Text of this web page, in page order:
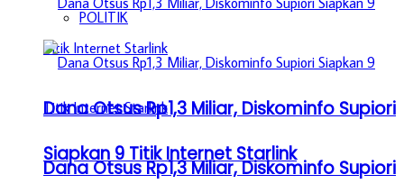
Dana Otsus Rp1,3 Miliar, Diskominfo Supiori
Siapkan 9 Titik Internet Starlink
POLITIK
Dana Otsus Rp1,3 Miliar, Diskominfo Supiori